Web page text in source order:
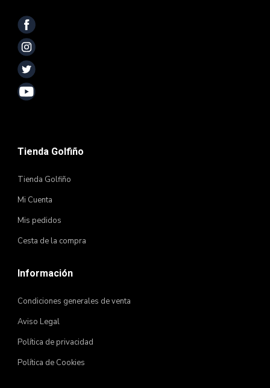
Tienda Golfiño
Tienda Golfiño
Mi Cuenta
Mis pedidos
Cesta de la compra
Información
Condiciones generales de venta
Aviso Legal
Política de privacidad
Política de Cookies